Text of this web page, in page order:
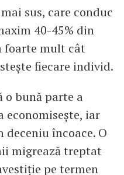
sus, care conduc
40-45% din
foarte mult cât
fiecare individ.
o bună parte a
economisește, iar
deceniu încoace. O
migrează treptat
pe termen